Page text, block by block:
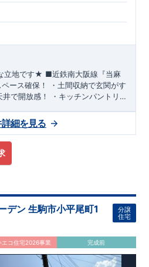
立地です★ ■近鉄南大阪線『当麻
ペース確保！ ​・土間収納で玄関がす
井で開放感！ ​・ キッチンパントリ
収納スペース 確保
のしやすい設備
分
』
』
細を見る
デン 生駒市小平尾町1
分譲
住宅
エコ住宅2026事業 完成前